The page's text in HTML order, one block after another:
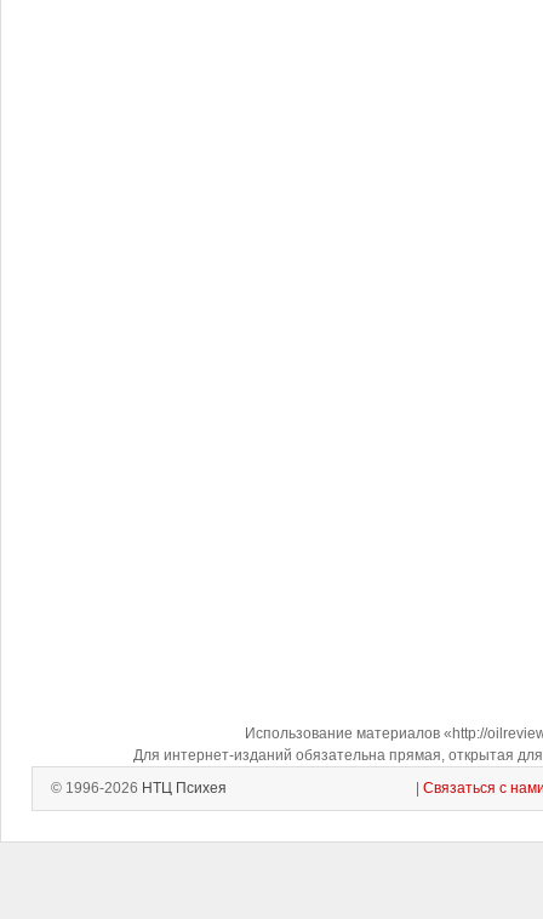
Использование материалов «http://
Для интернет-изданий обязательна прямая, открытая
© 1996-2026 НТЦ Психея Связаться с